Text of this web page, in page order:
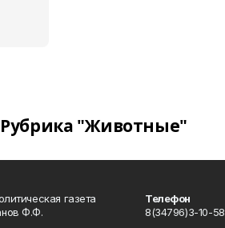
Рубрика "Животные"
газета
Ф.Ф.
Телефон
8(34796)3-10-58